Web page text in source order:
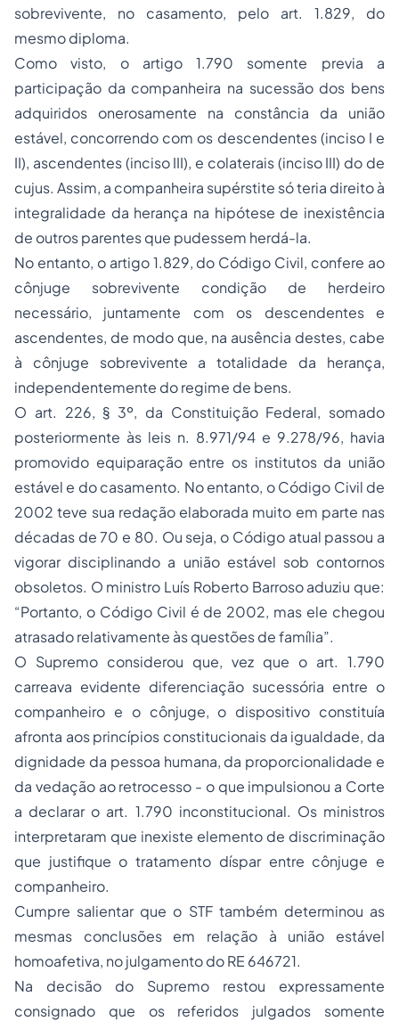
sobrevivente, no casamento, pelo art. 1.829, do
mesmo diploma.
Como visto, o artigo 1.790 somente previa a
participação da companheira na sucessão dos bens
adquiridos onerosamente na constância da união
estável, concorrendo com os descendentes (inciso I e
II), ascendentes (inciso III), e colaterais (inciso III) do de
cujus. Assim, a companheira supérstite só teria direito à
integralidade da herança na hipótese de inexistência
de outros parentes que pudessem herdá-la.
No entanto, o artigo 1.829, do Código Civil, confere ao
cônjuge sobrevivente condição de herdeiro
necessário, juntamente com os descendentes e
ascendentes, de modo que, na ausência destes, cabe
à cônjuge sobrevivente a totalidade da herança,
independentemente do regime de bens.
O art. 226, § 3º, da Constituição Federal, somado
posteriormente às leis n. 8.971/94 e 9.278/96, havia
promovido equiparação entre os institutos da união
estável e do casamento. No entanto, o Código Civil de
2002 teve sua redação elaborada muito em parte nas
décadas de 70 e 80. Ou seja, o Código atual passou a
vigorar disciplinando a união estável sob contornos
obsoletos. O ministro Luís Roberto Barroso aduziu que:
“Portanto, o Código Civil é de 2002, mas ele chegou
atrasado relativamente às questões de família”.
O Supremo considerou que, vez que o art. 1.790
carreava evidente diferenciação sucessória entre o
companheiro e o cônjuge, o dispositivo constituía
afronta aos princípios constitucionais da igualdade, da
dignidade da pessoa humana, da proporcionalidade e
da vedação ao retrocesso - o que impulsionou a Corte
a declarar o art. 1.790 inconstitucional. Os ministros
interpretaram que inexiste elemento de discriminação
que justifique o tratamento díspar entre cônjuge e
companheiro.
Cumpre salientar que o STF também determinou as
mesmas conclusões em relação à união estável
homoafetiva, no julgamento do RE 646721.
Na decisão do Supremo restou expressamente
consignado que os referidos julgados somente